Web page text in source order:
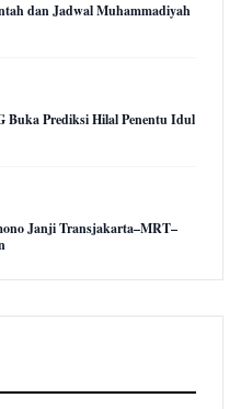
dan Jadwal Muhammadiyah
Buka Prediksi Hilal Penentu Idul
Janji Transjakarta–MRT–